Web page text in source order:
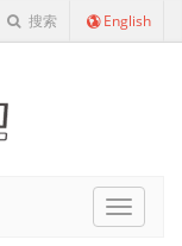
搜索 English
Cnro